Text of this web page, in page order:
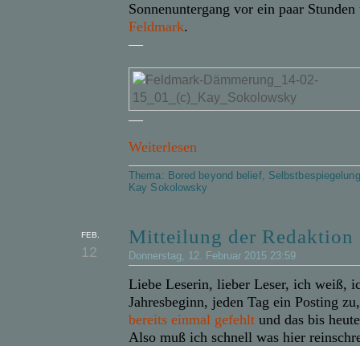
Sonnenuntergang vor ein paar
Feldmark.
—
—
Weiterlesen
Thema: Bored beyond belief, Selbstbespiegelung
Kay Sokolowsky
FEB.
12
Mitteilung der Redaktion
Donnerstag, 12. Februar 2015 23:59
Liebe Leserin, lieber Leser, ich weiß,
Jahresbeginn, jeden Tag ein Posting
bereits einmal gefehlt und das bis
Also muß ich schnell was hier